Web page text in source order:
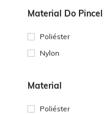
Material Do Pincel
Poliéster
Nylon
Material
Poliéster